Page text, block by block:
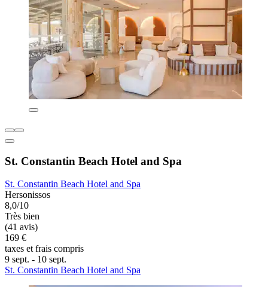
St. Constantin Beach Hotel and Spa
St. Constantin Beach Hotel and Spa
Hersonissos
8,0/10
Très bien
(41 avis)
169 €
taxes et frais compris
9 sept. - 10 sept.
St. Constantin Beach Hotel and Spa